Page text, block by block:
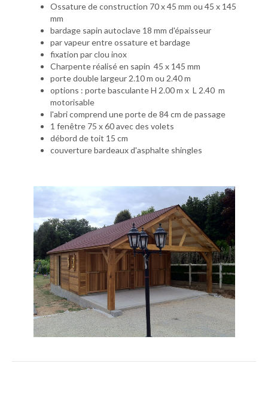
Ossature de construction 70 x 45 mm ou 45 x 145
mm
bardage sapin autoclave 18 mm d'épaisseur
par vapeur entre ossature et bardage
fixation par clou inox
Charpente réalisé en sapin 45 x 145 mm
porte double largeur 2.10 m ou 2.40 m
options : porte basculante H 2.00 m x L 2.40 m
motorisable
l'abri comprend une porte de 84 cm de passage
1 fenêtre 75 x 60 avec des volets
débord de toit 15 cm
couverture bardeaux d'asphalte shingles